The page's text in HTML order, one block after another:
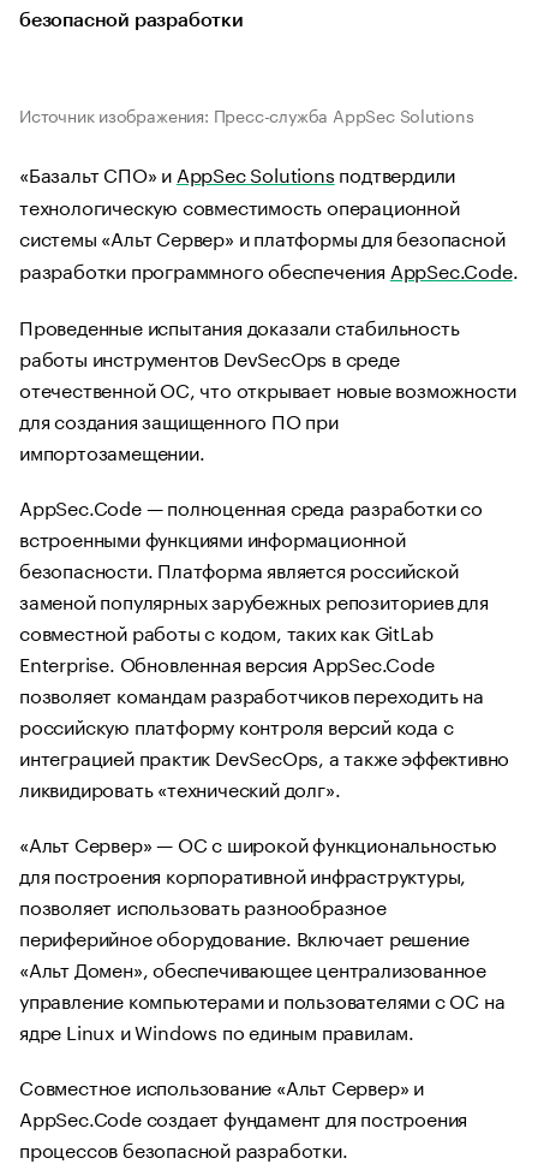
безопасной разработки
Источник изображения: Пресс-служба AppSec Solutions
«Базальт СПО» и AppSec Solutions подтвердили
технологическую совместимость операционной
системы «Альт Сервер» и платформы для безопасной
разработки программного обеспечения AppSec.Code.
Проведенные испытания доказали стабильность
работы инструментов DevSecOps в среде
отечественной ОС, что открывает новые возможности
для создания защищенного ПО при
импортозамещении.
AppSec.Code — полноценная среда разработки со
встроенными функциями информационной
безопасности. Платформа является российской
заменой популярных зарубежных репозиториев для
совместной работы с кодом, таких как GitLab
Enterprise. Обновленная версия AppSec.Code
позволяет командам разработчиков переходить на
российскую платформу контроля версий кода с
интеграцией практик DevSecOps, а также эффективно
ликвидировать «технический долг».
«Альт Сервер» — ОС с широкой функциональностью
для построения корпоративной инфраструктуры,
позволяет использовать разнообразное
периферийное оборудование. Включает решение
«Альт Домен», обеспечивающее централизованное
управление компьютерами и пользователями с ОС на
ядре Linux и Windows по единым правилам.
Совместное использование «Альт Сервер» и
AppSec.Code создает фундамент для построения
процессов безопасной разработки.